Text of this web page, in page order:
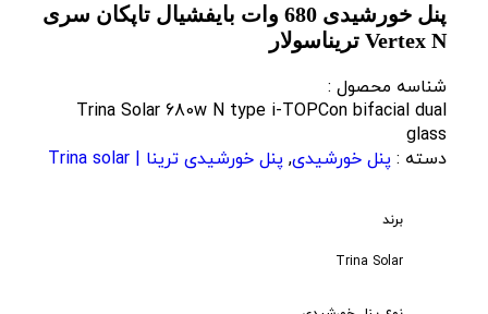
پنل خورشیدی 680 وات بایفشیال تاپکان سری
Vertex N تریناسولار
شناسه محصول :
Trina Solar 680w N type i-TOPCon bifacial dual
glass
دسته : پنل خورشیدی, پنل خورشیدی ترینا | Trina solar
برند
Trina Solar